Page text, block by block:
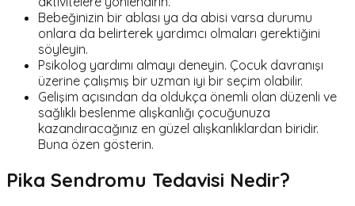
Bebeğinizin bir ablası ya da abisi varsa durumu
onlara da belirterek yardımcı olmaları gerektiğini
söyleyin.
Psikolog yardımı almayı deneyin. Çocuk davranışı
üzerine çalışmış bir uzman iyi bir seçim olabilir.
Gelişim açısından da oldukça önemli olan düzenli ve
sağlıklı beslenme alışkanlığı çocuğunuza
kazandıracağınız en güzel alışkanlıklardan biridir.
Buna özen gösterin.
Pika Sendromu Tedavisi Nedir?